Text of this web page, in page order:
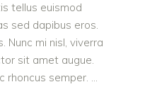
tellus euismod
sed dapibus eros.
Nunc mi nisl, viverra
sit amet augue.
rhoncus semper.